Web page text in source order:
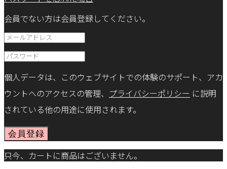
会員でない方は会員登録してください。
個人データは、このウェブサイトでの体験のサポート、アカ
ウントへのアクセスの管理、
プライバシーポリシー に説明
されている他の用途に使用されます。
会員登録
只今、カートに商品はございません。